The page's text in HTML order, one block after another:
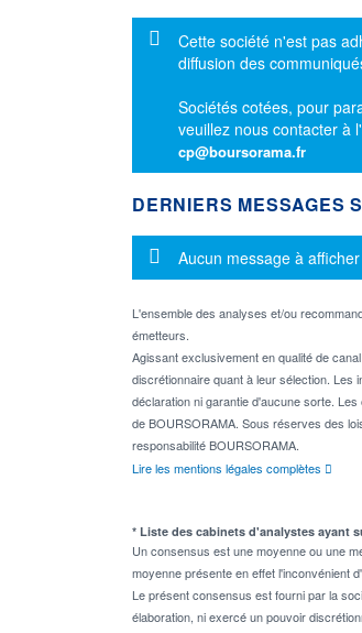
Message d'information
Cette société n'est pas
diffusion des
Sociétés cotées, pour
veuillez nous contacter à
cp@boursorama.fr
DERNIERS MESSAGES
Message d'information
Aucun message à afficher
L'ensemble des analyses et/ou
émetteurs.
Agissant exclusivement en qualité de
discrétionnaire quant à leur sélection.
déclaration ni garantie d'aucune sorte.
de BOURSORAMA. Sous réserves des
responsabilité BOURSORAMA.
Lire les mentions légales complètes
* Liste des cabinets d'analystes ayant
Un consensus est une moyenne ou une
moyenne présente en effet l'inconvénient
Le présent consensus est fourni par la
élaboration, ni exercé un pouvoir